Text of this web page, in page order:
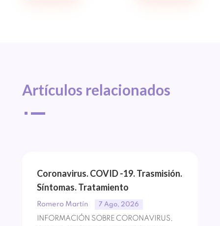
Artículos relacionados
^
Coronavirus. COVID -19. Trasmisión.
Síntomas. Tratamiento
Romero Martín 7 Ago, 2026
INFORMACIÓN SOBRE CORONAVIRUS,